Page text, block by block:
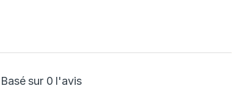
Basé sur 0 l'avis